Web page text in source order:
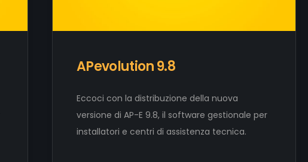
APevolution 9.8
Eccoci con la distribuzione della nuova
versione di AP-E 9.8, il software gestionale per
installatori e centri di assistenza tecnica.